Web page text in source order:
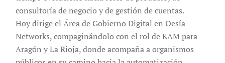
consultoría de negocio y de gestión de cuentas.
Hoy dirige el Área de Gobierno Digital en Oesía
Networks, compaginándolo con el rol de KAM para
Aragón y La Rioja, donde acompaña a organismos